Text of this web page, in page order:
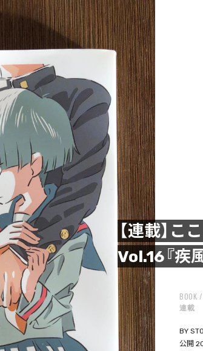
【連載】
Vol.16『疾
BOOK
連載
BY
公開